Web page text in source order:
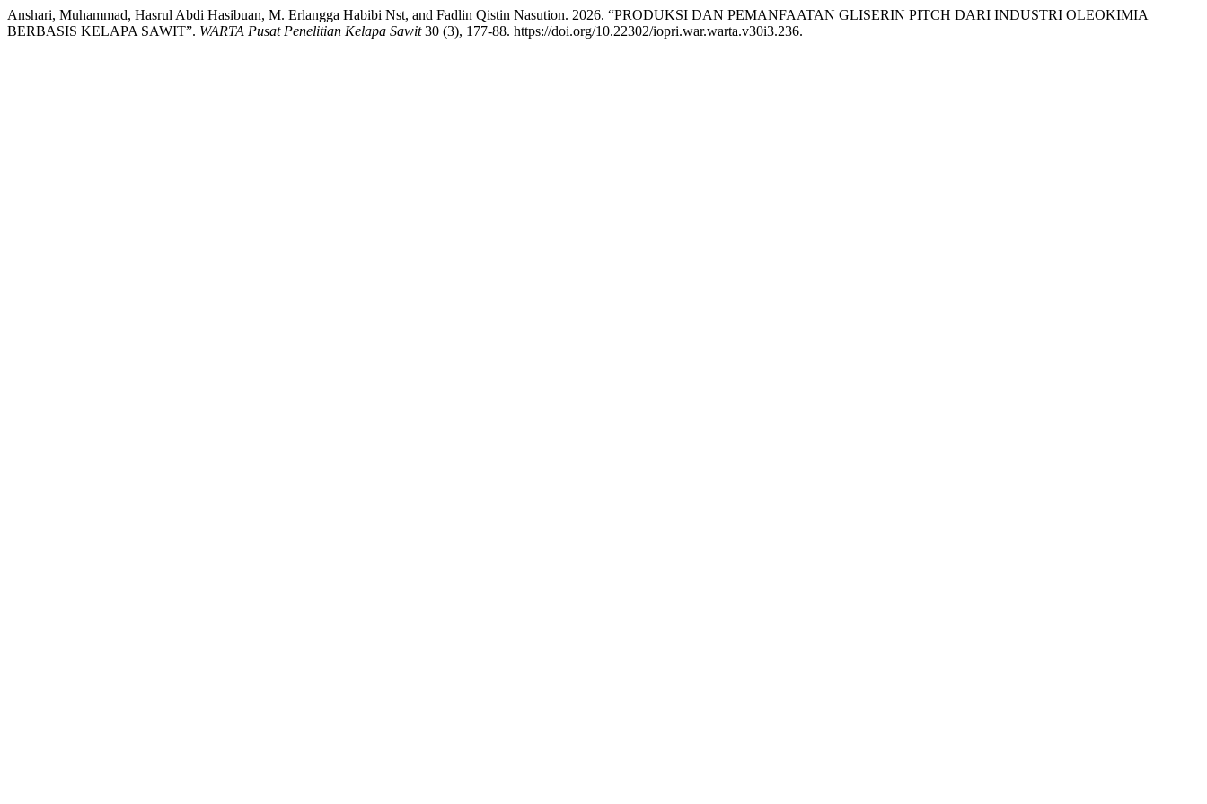
Anshari, Muhammad, Hasrul Abdi Hasibuan, M. Erlangga Habibi Nst, and Fadlin Qistin Nasution. 2026. “PRODUKSI DAN PEMANFAATAN GLISERIN PITCH DARI INDUSTRI OLEOKIMIA
BERBASIS KELAPA SAWIT”. WARTA Pusat Penelitian Kelapa Sawit30 (3), 177-88. https://doi.org/10.22302/iopri.war.warta.v30i3.236.